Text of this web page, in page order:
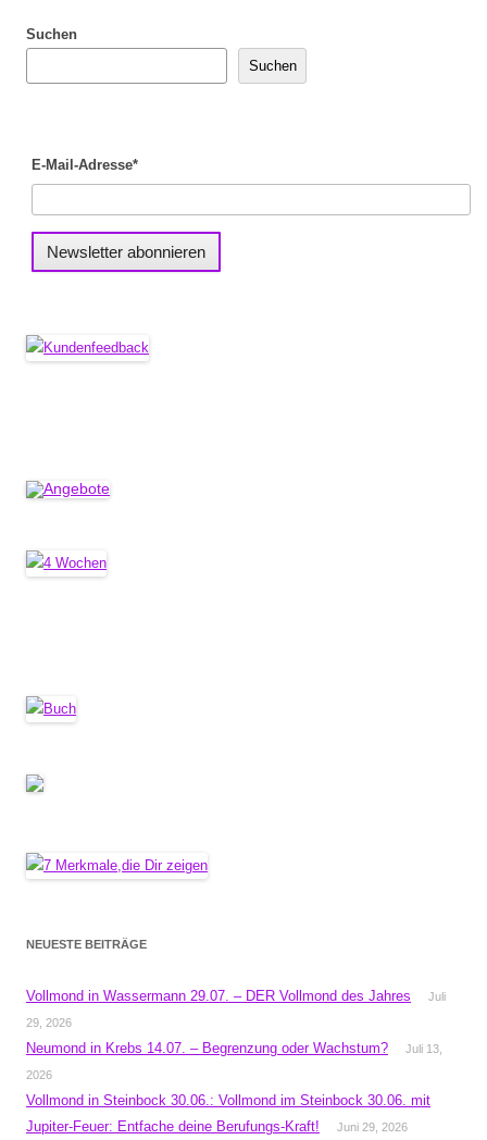
Suchen
Suchen
E-Mail-Adresse*
NEUESTE BEITRÄGE
Vollmond in Wassermann 29.07. – DER Vollmond des Jahres
Juli
29, 2026
Neumond in Krebs 14.07. – Begrenzung oder Wachstum?
Juli 13,
2026
Vollmond in Steinbock 30.06.: Vollmond im Steinbock 30.06. mit
Jupiter-Feuer: Entfache deine Berufungs-Kraft!
Juni 29, 2026